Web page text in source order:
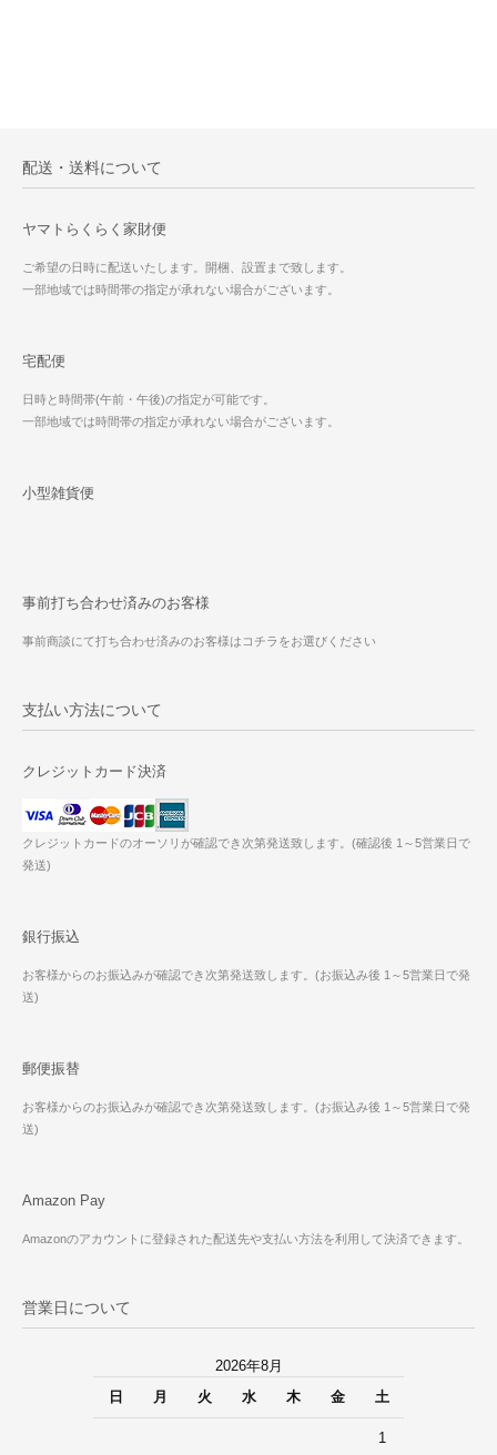
配送・送料について
ヤマトらくらく家財便
ご希望の日時に配送いたします。開梱、設置まで致します。
一部地域では時間帯の指定が承れない場合がございます。
宅配便
日時と時間帯(午前・午後)の指定が可能です。
一部地域では時間帯の指定が承れない場合がございます。
小型雑貨便
事前打ち合わせ済みのお客様
事前商談にて打ち合わせ済みのお客様はコチラをお選びください
支払い方法について
クレジットカード決済
クレジットカードのオーソリが確認でき次第発送致します。(確認後 1～5営業日で
発送)
銀行振込
お客様からのお振込みが確認でき次第発送致します。(お振込み後 1～5営業日で発
送)
郵便振替
お客様からのお振込みが確認でき次第発送致します。(お振込み後 1～5営業日で発
送)
Amazon Pay
Amazonのアカウントに登録された配送先や支払い方法を利用して決済できます。
営業日について
2026年8月
日
月 火 水 木 金 土
1